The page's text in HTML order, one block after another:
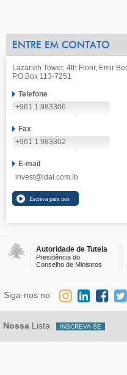
ENTRE EM CONTATO
Lazarieh Tower, 4th Floor, Emir
P.O.Box 113-7251
Telefone
+961 1 983306
Fax
+961 1 983302
E-mail
invest@idal.com.lb
Autoridade de Tutela
Presidência do
Conselho de Ministros
Nossa Lista
Siga-nos no